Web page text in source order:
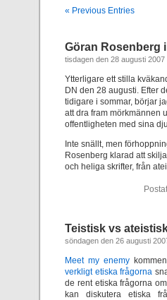
« Previous Entries
Göran Rosenberg i
tisdagen den 28 augusti 2007
Ytterligare ett stilla
DN den 28 augusti. Efter
tidigare i sommar, börjar
att dra fram mörkmännen
offentligheten med sina
Inte snällt, men
Rosenberg klarad att
och heliga skrifter, från
Teistisk vs
söndagen den 26 augusti
Meet my enemy
verkligt etiska frågorna
de rent etiska frågorna
kan diskutera etiska